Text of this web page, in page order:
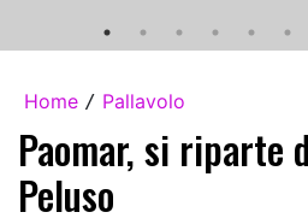
Home / Pallavolo
Paomar, si riparte
Peluso